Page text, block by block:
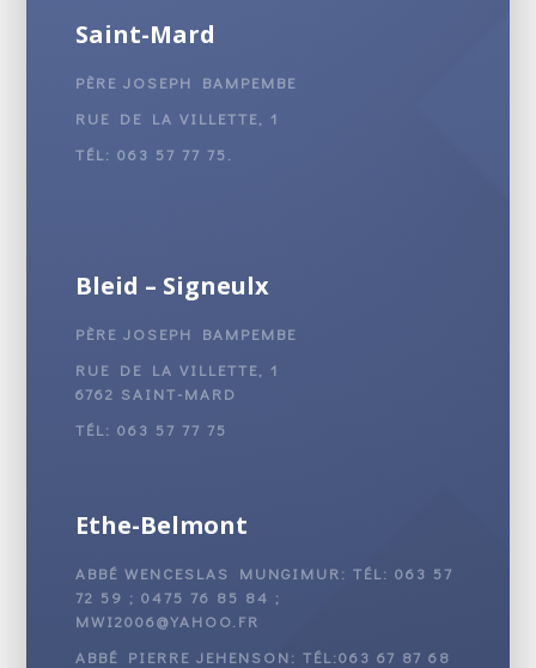
Saint-Mard
PÈRE JOSEPH BAMPEMBE
RUE DE LA VILLETTE, 1
TÉL: 063 57 77 75.
Bleid – Signeulx
PÈRE JOSEPH BAMPEMBE
RUE DE LA VILLETTE, 1
6762 SAINT-MARD
TÉL: 063 57 77 75
Ethe-Belmont
ABBÉ WENCESLAS MUNGIMUR: TÉL: 063 57
72 59 ; 0475 76 85 84 ;
MWI2006@YAHOO.FR
ABBÉ PIERRE JEHENSON: TÉL:063 67 87 68